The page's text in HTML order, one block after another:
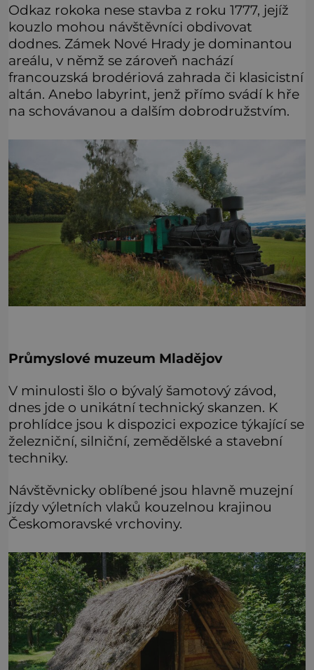
Odkaz rokoka nese stavba z roku 1777, jejíž
kouzlo mohou návštěvníci obdivovat
dodnes. Zámek Nové Hrady je dominantou
areálu, v němž se zároveň nachází
francouzská brodériová zahrada či klasicistní
altán. Anebo labyrint, jenž přímo svádí k hře
na schovávanou a dalším dobrodružstvím.
Průmyslové muzeum Mladějov
V minulosti šlo o bývalý šamotový závod,
dnes jde o unikátní technický skanzen. K
prohlídce jsou k dispozici expozice týkající se
železniční, silniční, zemědělské a stavební
techniky.
Návštěvnicky oblíbené jsou hlavně muzejní
jízdy výletních vlaků kouzelnou krajinou
Českomoravské vrchoviny.